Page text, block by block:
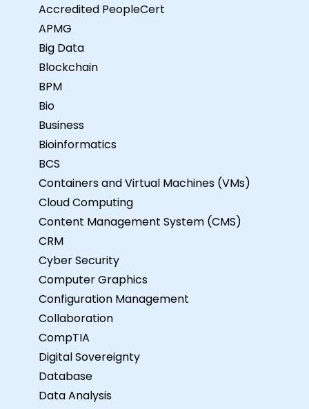
Accredited PeopleCert
APMG
Big Data
Blockchain
BPM
Bio
Business
Bioinformatics
BCS
Containers and Virtual Machines (VMs)
Cloud Computing
Content Management System (CMS)
CRM
Cyber Security
Computer Graphics
Configuration Management
Collaboration
CompTIA
Digital Sovereignty
Database
Data Analysis